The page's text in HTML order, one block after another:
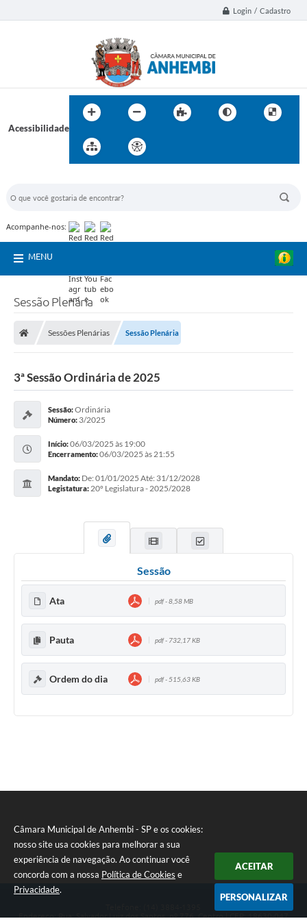
Câmara Municipal de Anhembi - SP e os cookies:
nosso site usa cookies para melhorar a sua
experiência de navegação. Ao continuar você
concorda com a nossa Política de Cookies e
Privacidade.
ACEITAR
PERSONALIZAR
Login / Cadastro
Acessibilidade
Acompanhe-nos:
MENU
Sessão Plenária
Sessões Plenárias Sessão Plenária
3ª Sessão Ordinária de 2025
Sessão:Ordinária
Número: 3/2025
Início:06/03/2025 às 19:00
Encerramento:06/03/2025 às 21:55
Mandato: De: 01/01/2025 Até: 31/12/2028
Legistatura:20º Legislatura - 2025/2028
Sessão
Ata pdf - 8,58 MB
Pauta pdf - 732,17 KB
Ordem do dia pdf - 515,63 KB
Endereço: Rua: Salvador Luiz dos Santos, nº 776, Centro | CEP: 18630-047